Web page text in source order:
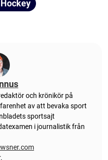
och krönikör på
av att bevaka sport
sportsajt
i journalistik från
.